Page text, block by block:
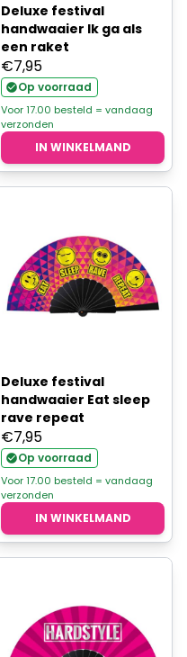
Deluxe festival
handwaaier Ik ga als
een raket
€7,95
Op voorraad
Voor 17.00 besteld = vandaag
verzonden
IN WINKELMAND
Deluxe festival
handwaaier Eat sleep
rave repeat
€7,95
Op voorraad
Voor 17.00 besteld = vandaag
verzonden
IN WINKELMAND